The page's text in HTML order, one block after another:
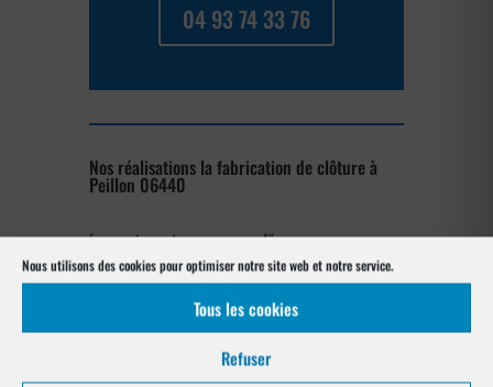
Nous utilisons des cookies pour optimiser notre site web et notre service.
Tous les cookies
Refuser
04 93 74 33 76
Nos réalisations la fabrication de clôture à
Peillon 06440
[su_posts posts_per_page= »4″
post_type= »project » order= »asc »
orderby= »rand »]